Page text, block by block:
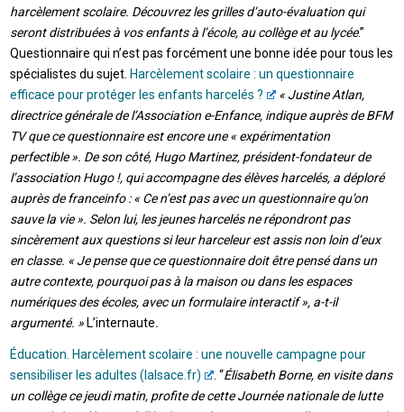
harcèlement scolaire. Découvrez les grilles d’auto-évaluation qui
seront distribuées à vos enfants à l’école, au collège et au lycée.”
Questionnaire qui n’est pas forcément une bonne idée pour tous les
spécialistes du sujet. Harcèlement scolaire : un questionnaire
efficace pour protéger les enfants harcelés ?
« Justine Atlan,
directrice générale de l’Association e-Enfance, indique auprès de BFM
TV que ce questionnaire est encore une « expérimentation
perfectible ». De son côté, Hugo Martinez, président-fondateur de
l’association Hugo !, qui accompagne des élèves harcelés, a déploré
auprès de franceinfo : « Ce n’est pas avec un questionnaire qu’on
sauve la vie ». Selon lui, les jeunes harcelés ne répondront pas
sincèrement aux questions si leur harceleur est assis non loin d’eux
en classe. « Je pense que ce questionnaire doit être pensé dans un
autre contexte, pourquoi pas à la maison ou dans les espaces
numériques des écoles, avec un formulaire interactif », a-t-il
argumenté. » L’internaute.
Éducation. Harcèlement scolaire : une nouvelle campagne pour
sensibiliser les adultes (lalsace.fr)
. “Élisabeth Borne, en visite dans
un collège ce jeudi matin, profite de cette Journée nationale de lutte